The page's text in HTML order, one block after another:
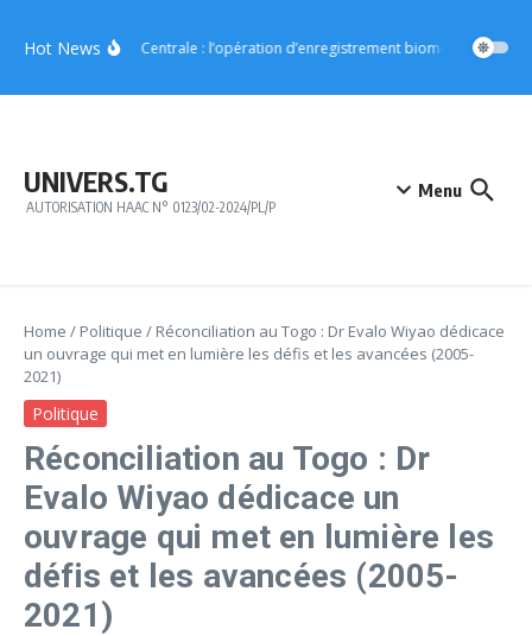
Hot NewsRégion Centrale : l’opération d’enregistrement biométrique
UNIVERS.TG
AUTORISATION HAAC N° 0123/02-2024/PL/P
Menu
Home / Politique / Réconciliation au Togo : Dr Evalo Wiyao dédicace
un ouvrage qui met en lumière les défis et les avancées (2005-
2021)
Politique
Réconciliation au Togo : Dr
Evalo Wiyao dédicace un
ouvrage qui met en lumière les
défis et les avancées (2005-
2021)